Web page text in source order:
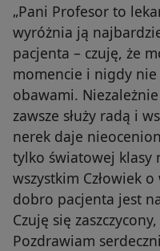
„Pani Profesor to
wyróżnia ją
pacjenta – czuję, że
momencie i nigdy nie
obawami.
zawsze służy radą i
nerek daje
tylko światowej klasy
wszystkim Człowiek
dobro pacjenta jest
Czuję się
Pozdrawiam